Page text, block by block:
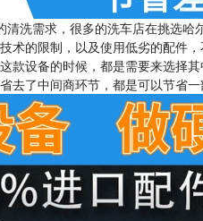
清洗需求，很多的洗车店在挑选
术的限制，以及使用低劣的配件
款设备的时候，都是需要来选择
去了中间商环节，都是可以节省一